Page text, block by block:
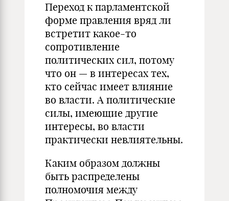
Переход к парламентской
форме правления вряд ли
встретит какое-то
сопротивление
политических сил, потому
что он — в интересах тех,
кто сейчас имеет влияние
во власти. А политические
силы, имеющие другие
интересы, во власти
практически невлиятельны.
Каким образом должны
быть распределены
полномочия между